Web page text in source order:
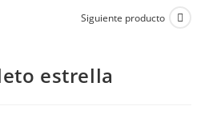
Siguiente producto
estrella